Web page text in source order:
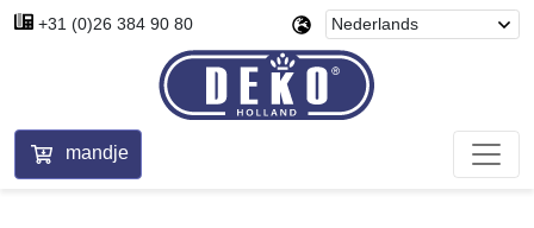
+31 (0)26 384 90 80
mandje